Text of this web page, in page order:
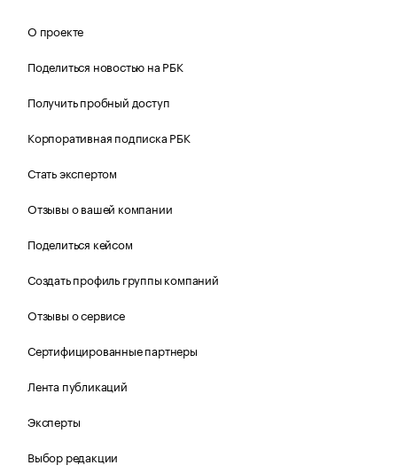
О проекте
Поделиться новостью на РБК
Получить пробный доступ
Корпоративная подписка РБК
Стать экспертом
Отзывы о вашей компании
Поделиться кейсом
Создать профиль группы компаний
Отзывы о сервисе
Сертифицированные партнеры
Лента публикаций
Эксперты
Выбор редакции